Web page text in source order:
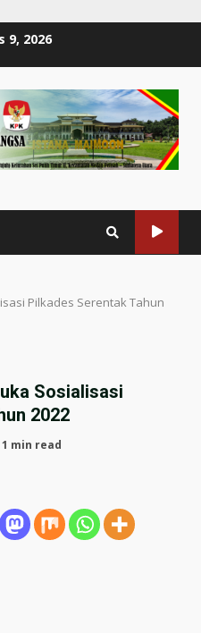
9, 2026
Pilkades Serentak Tahun
Sosialisasi
2022
1 min read